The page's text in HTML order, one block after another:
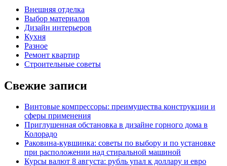
Внешняя отделка
Выбор материалов
Дизайн интерьеров
Кухня
Разное
Ремонт квартир
Строительные советы
Свежие записи
Винтовые компрессоры: преимущества конструкции и
сферы применения
Приглушенная обстановка в дизайне горного дома в
Колорадо
Раковина-кувшинка: советы по выбору и по установке
при расположении над стиральной машиной
Курсы валют 8 августа: рубль упал к доллару и евро